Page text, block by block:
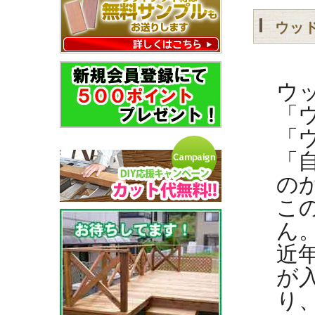
ウッ
ウ
「
「
「
の
こ
ん
近
が
り